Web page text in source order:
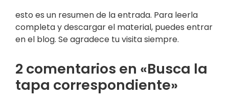
esto es un resumen de la entrada. Para leerla
completa y descargar el material, puedes entrar
en el blog. Se agradece tu visita siempre.
2 comentarios en «Busca la
tapa correspondiente»